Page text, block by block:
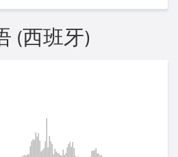
(西班牙)